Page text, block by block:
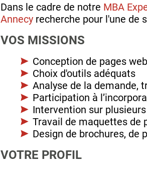
Dans le cadre de notre MBA
Annecy recherche pour l'une de
VOS MISSIONS
Conception de pages
Choix d'outils adéquats
Analyse de la demande,
Participation à
Intervention sur
Travail de maquettes de
Design de brochures, de
VOTRE PROFIL